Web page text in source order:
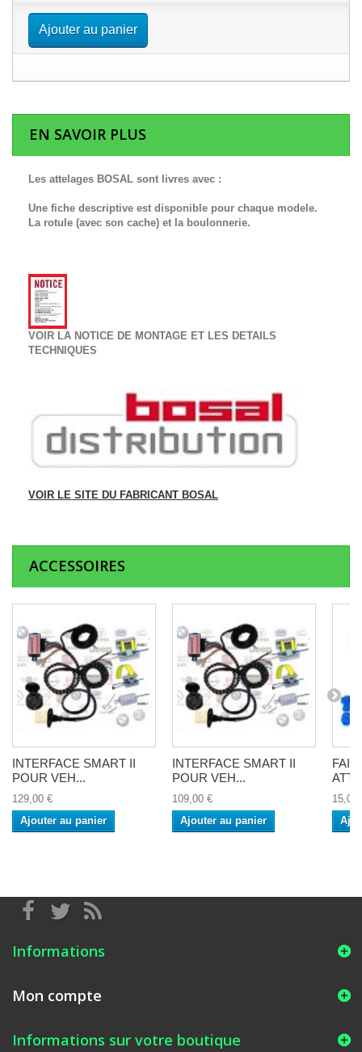
Ajouter au panier
EN SAVOIR PLUS
Les attelages BOSAL sont livres avec :
Une fiche descriptive est disponible pour chaque modele.
La rotule (avec son cache) et la boulonnerie.
VOIR LA NOTICE DE MONTAGE ET LES DETAILS
TECHNIQUES
VOIR LE SITE DU FABRICANT BOSAL
ACCESSOIRES
INTERFACE SMART II
POUR VEH...
129,00 €
Ajouter au panier
INTERFACE SMART II
POUR VEH...
109,00 €
Ajouter au panier
15,00
Informations
Mon compte
Informations sur votre boutique